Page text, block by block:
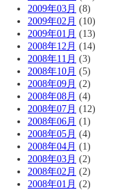
2009年03月 (8)
2009年02月 (10)
2009年01月 (13)
2008年12月 (14)
2008年11月 (3)
2008年10月 (5)
2008年09月 (2)
2008年08月 (4)
2008年07月 (12)
2008年06月 (1)
2008年05月 (4)
2008年04月 (1)
2008年03月 (2)
2008年02月 (2)
2008年01月 (2)